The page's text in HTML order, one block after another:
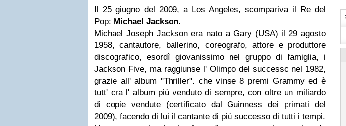
Il 25 giugno del 2009, a Los Angeles, scompariva il Re del
Pop: Michael Jackson.
Michael Joseph Jackson era nato a Gary (USA) il 29 agosto
1958, cantautore, ballerino, coreografo, attore e produttore
discografico, esordì giovanissimo nel gruppo di famiglia, i
Jackson Five, ma raggiunse l' Olimpo del successo nel 1982,
grazie all' album "Thriller", che vinse 8 premi Grammy ed è
tutt' ora l' album più venduto di sempre, con oltre un miliardo
di copie vendute (certificato dal Guinness dei primati del
2009), facendo di lui il cantante di più successo di tutti i tempi.